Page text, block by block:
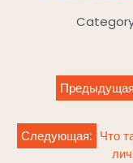
Навигация
записям
Следующая: Что